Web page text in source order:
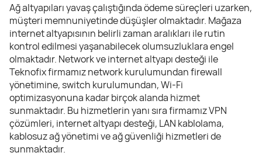
Ağ altyapıları yavaş çalıştığında ödeme süreçleri uzarken,
müşteri memnuniyetinde düşüşler olmaktadır. Mağaza
internet altyapısının belirli zaman aralıkları ile rutin
kontrol edilmesi yaşanabilecek olumsuzluklara engel
olmaktadır. Network ve internet altyapı desteği ile
Teknofix firmamız network kurulumundan firewall
yönetimine, switch kurulumundan, Wi-Fi
optimizasyonuna kadar birçok alanda hizmet
sunmaktadır. Bu hizmetlerin yanı sıra firmamız VPN
çözümleri, internet altyapı desteği, LAN kablolama,
kablosuz ağ yönetimi ve ağ güvenliği hizmetleri de
sunmaktadır.